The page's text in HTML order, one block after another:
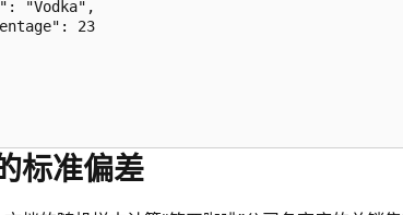
"Vodka",
23
标准偏差